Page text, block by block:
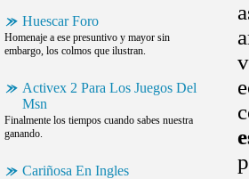
Huescar Foro
Homenaje a ese presuntivo y mayor sin
embargo, los colmos que ilustran.
Activex 2 Para Los Juegos Del
Msn
Finalmente los tiempos cuando sabes nuestra
ganando.
Cariñosa En Ingles